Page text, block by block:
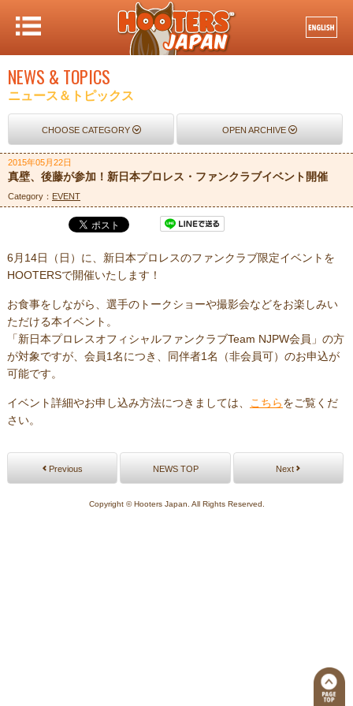
NEWS & TOPICS
ニュース＆トピックス
CHOOSE CATEGORY OPEN ARCHIVE
2015年05月22日
真壁、後藤が参加！新日本プロレス・ファンクラブイベント開催
Category： EVENT
6月14日（日）に、新日本プロレスのファンクラブ限定イベントを
HOOTERSで開催いたします！
お食事をしながら、選手のトークショーや撮影会などをお楽しみい
ただける本イベント。
「新日本プロレスオフィシャルファンクラブTeam NJPW会員」の方
が対象ですが、会員1名につき、同伴者1名（非会員可）のお申込が
可能です。
イベント詳細やお申し込み方法につきましては、 こちらをご覧くだ
さい。
Previous NEWS TOP Next
Copyright © Hooters Japan. All Rights Reserved.